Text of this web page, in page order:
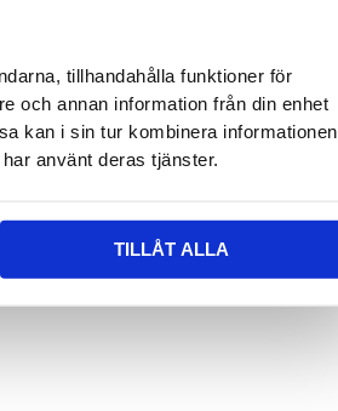
tillhandahålla funktioner för
och annan information från din enhet
kan i sin tur kombinera informationen
använt deras tjänster.
TILLÅT ALLA